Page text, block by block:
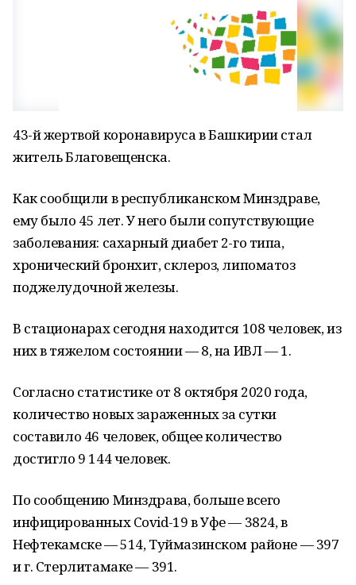
43-й жертвой коронавируса в Башкирии стал
житель Благовещенска.
Как сообщили в республиканском Минздраве,
ему было 45 лет. У него были сопутствующие
заболевания: сахарный диабет 2-го типа,
хронический бронхит, склероз, липоматоз
поджелудочной железы.
В стационарах сегодня находится 108 человек, из
них в тяжелом состоянии — 8, на ИВЛ — 1.
Согласно статистике от 8 октября 2020 года,
количество новых зараженных за сутки
составило 46 человек, общее количество
достигло 9 144 человек.
По сообщению Минздрава, больше всего
инфицированных Covid-19 в Уфе — 3824, в
Нефтекамске — 514, Туймазинском районе — 397
и г. Стерлитамаке — 391.